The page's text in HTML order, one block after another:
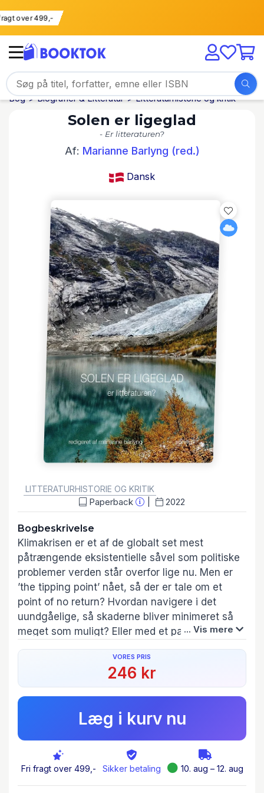
fragt over 499,-
Bog Biografier & Litteratur Litteraturhistorie og kritik
Solen er ligeglad
- Er litteraturen?
Af: Marianne Barlyng (red.)
Dansk
LITTERATURHISTORIE OG KRITIK
Paperback 2022
Bogbeskrivelse
Klimakrisen er et af de globalt set mest
påtrængende eksistentielle såvel som politiske
problemer verden står overfor lige nu. Men er
’the tipping point’ nået, så der er tale om et
point of no return? Hvordan navigere i det
uundgåelige, så skaderne bliver minimeret så
meget som muligt? Eller med et paradoks:
Hvordan gøre det umulige, så det mulige kan
Det rejser en række spørgsmål af etisk, politisk
og ideologisk karakter, som også finder vej til
dele af litteraturen. Der er nemlig i de senere år
vokset et bredt og nuanceret felt af litteratur
frem, lyrik såvel som prosa, som på forskellige
måder og i forskellige grader reflekterer
... Vis mere
VORES PRIS
246 kr
Læg i kurv nu
Fri fragt over 499,- Sikker betaling 10. aug – 12. aug